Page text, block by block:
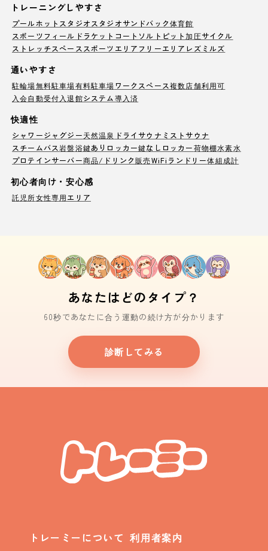
トレーニングしやすさ
プールホットスタジオ スタジオサンドバック体育館
スポーツフィールド ラケットコート ソルトピット加圧サイクル
ストレッチスペース スポーツエリア フリーエリア レズミルズ
通いやすさ
駐輪場無料駐車場有料駐車場ワークスペース複数店舗利用可
入会自動受付 入退館システム導入済
快適性
シャワージャグジー天然温泉 ドライサウナ ミストサウナ
スチームバス岩盤浴鍵ありロッカー鍵なしロッカー荷物棚水素水
プロテインサーバー商品/ドリンク販売WiFi ランドリー体組成計
初心者向け・安心感
託児所女性専用エリア
あなたはどのタイプ？
60秒であなたに合う運動の続け方が分かります
診断してみる
トレーミーについて 利用者案内